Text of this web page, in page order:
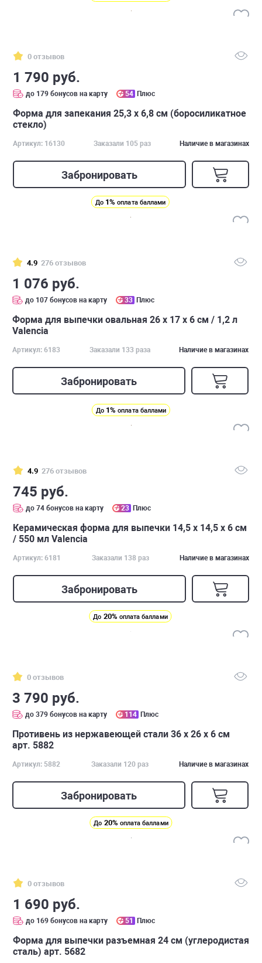
0 отзывов
1 790 руб.
до 179 бонусов на карту 54 Плюс
Форма для запекания 25,3 x 6,8 см (боросиликатное
стекло)
Артикул: 16130 Заказали 105 раз Наличие в магазинах
Забронировать
До 1% оплата баллами
4.9 276 отзывов
1 076 руб.
до 107 бонусов на карту 33 Плюс
Форма для выпечки овальная 26 х 17 х 6 см / 1,2 л
Valencia
Артикул: 6183 Заказали 133 раза Наличие в магазинах
Забронировать
До 1% оплата баллами
4.9 276 отзывов
745 руб.
до 74 бонусов на карту 23 Плюс
Керамическая форма для выпечки 14,5 х 14,5 х 6 см
/ 550 мл Valencia
Артикул: 6181 Заказали 138 раз Наличие в магазинах
Забронировать
До 20% оплата баллами
0 отзывов
3 790 руб.
до 379 бонусов на карту 114 Плюс
Противень из нержавеющей стали 36 х 26 х 6 см
арт. 5882
Артикул: 5882 Заказали 120 раз Наличие в магазинах
Забронировать
До 20% оплата баллами
0 отзывов
1 690 руб.
до 169 бонусов на карту 51 Плюс
Форма для выпечки разъемная 24 см (углеродистая
сталь) арт. 5682